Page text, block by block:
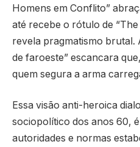
Homens em Conflito”
até recebe o rótulo de
revela pragmatismo brutal.
de faroeste” escancara
quem segura a arma
Essa visão anti-heroica
sociopolítico dos anos 60,
autoridades e normas